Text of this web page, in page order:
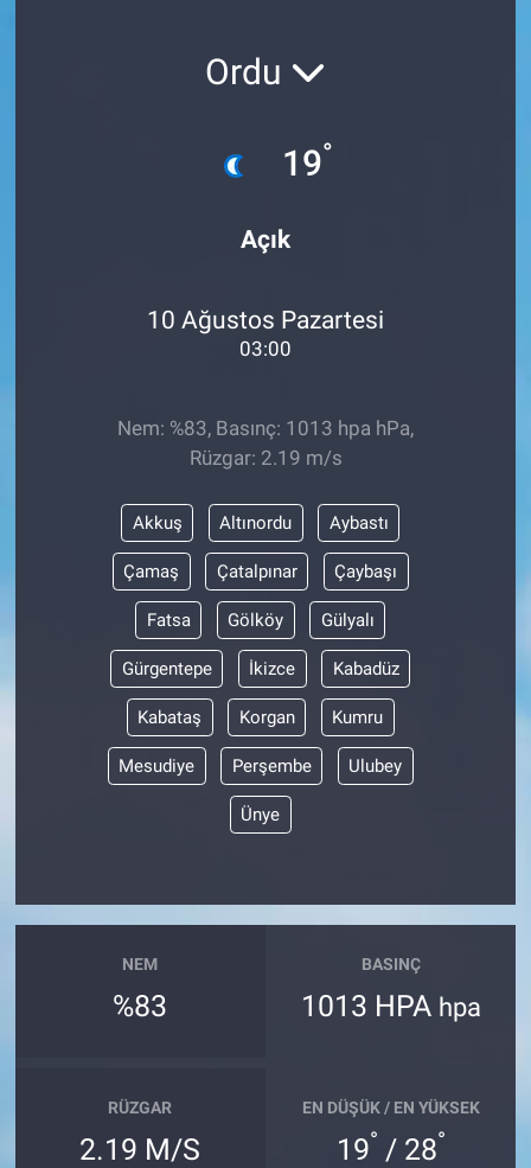
Ordu
19°
Açık
10 Ağustos Pazartesi
03:00
Nem: %83, Basınç: 1013 hpa hPa,
Rüzgar: 2.19 m/s
Akkuş Altınordu Aybastı
Çamaş Çatalpınar Çaybaşı
Fatsa Gölköy Gülyalı
Gürgentepe İkizce Kabadüz
Kabataş Korgan Kumru
Mesudiye Perşembe Ulubey
Ünye
NEM
%83
BASINÇ
1013 HPA hpa
RÜZGAR
2.19 M/S
EN DÜŞÜK / EN YÜKSEK
19° / 28°
Bize ulaşın
İletişim/Künye
Gözden Kaçmasın